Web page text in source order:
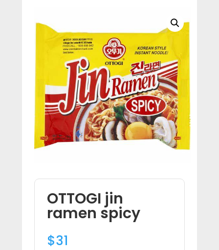
OTTOGI jin
ramen spicy
$31